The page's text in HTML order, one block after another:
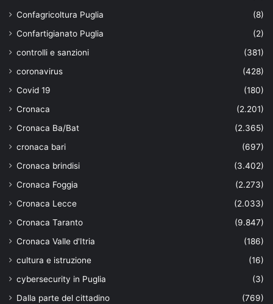
Confagricoltura Puglia
(8)
Confartigianato Puglia
(2)
controlli e sanzioni
(381)
coronavirus
(428)
Covid 19
(180)
Cronaca
(2.201)
Cronaca Ba/Bat
(2.365)
cronaca bari
(697)
Cronaca brindisi
(3.402)
Cronaca Foggia
(2.273)
Cronaca Lecce
(2.033)
Cronaca Taranto
(9.847)
Cronaca Valle d'Itria
(186)
cultura e istruzione
(16)
cybersecurity in Puglia
(3)
Dalla parte del cittadino
(769)